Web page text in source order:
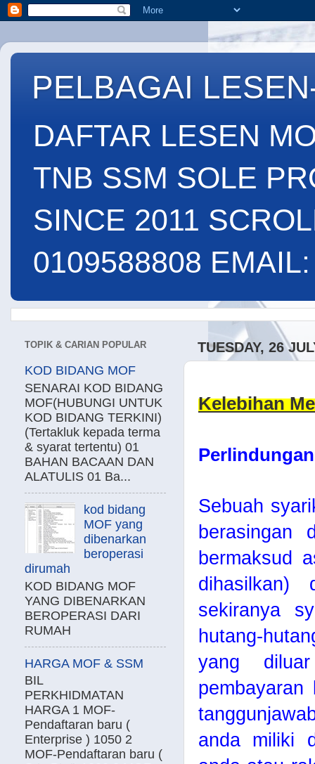
PELBAGAI
DAFTAR LESEN
TNB SSM SOLE
SINCE 2011
0109588808
TUESDAY, 26
Kelebihan
Sebuah
berasingan
bermaksud
dihasilkan)
sekiranya
hutang-
yang
anda miliki
TOPIK & CARIAN POPULAR
KOD BIDANG MOF
SENARAI KOD BIDANG
MOF(HUBUNGI UNTUK
KOD BIDANG TERKINI)
(Tertakluk kepada terma
& syarat tertentu) 01
BAHAN BACAAN DAN
ALATULIS 01 Ba...
kod bidang
MOF yang
dibenarkan
beroperasi
dirumah
KOD BIDANG MOF
YANG DIBENARKAN
BEROPERASI DARI
RUMAH
HARGA MOF & SSM
BIL
PERKHIDMATAN
HARGA 1 MOF-
Pendaftaran baru (
Enterprise ) 1050 2
MOF-Pendaftaran baru (